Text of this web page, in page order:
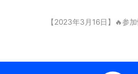
【2023年3月16日】🔥参